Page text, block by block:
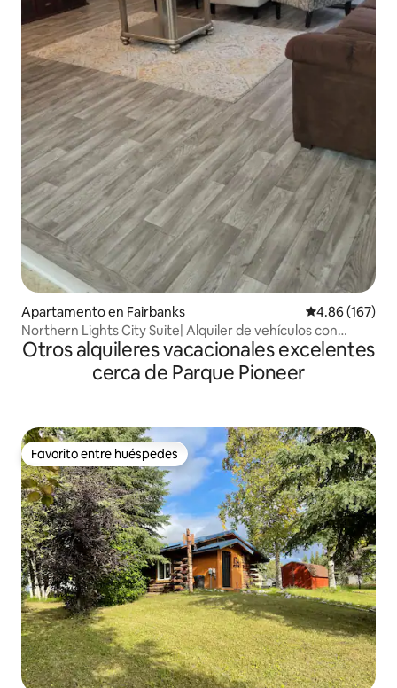
Apartamento en Fairbanks Calificación
4.86 (167)
Northern Lights City Suite| Alquiler de vehículos con
tracción en las cuatro ruedas disponible
Otros alquileres vacacionales excelentes
cerca de Parque Pioneer
Favorito entre huéspedes
Favorito entre huéspedes